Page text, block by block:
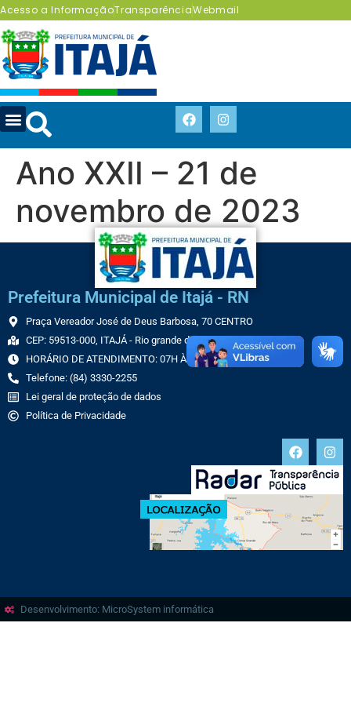
Acesso a InformaçãoTransparênciaWebmail
Ano XXII – 21 de
novembro de 2023
Prefeitura Municipal de Itajá - RN
Praça Vereador José de Deus Barbosa, 70 CENTRO
CEP: 59513-000, ITAJÁ - Rio grande do Norte
HORÁRIO DE ATENDIMENTO: 07H ÀS 13H
Telefone: (84) 3330-2255
Lei geral de proteção de dados
Política de Privacidade
Desenvolvimento: MicroSystem informática